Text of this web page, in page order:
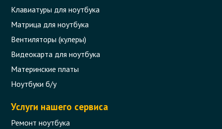
Клавиатуры для ноутбука
Матрица для ноутбука
Вентиляторы (кулеры)
Видеокарта для ноутбука
Материнские платы
Ноутбуки б/у
Услуги нашего сервиса
Ремонт ноутбука